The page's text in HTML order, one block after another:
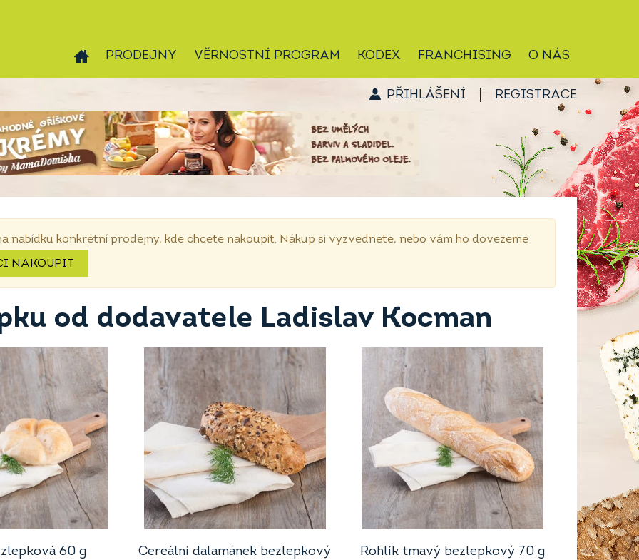
PRODEJNY VĚRNOSTNÍ PROGRAM KODEX FRANCHISING O NÁS
PŘIHLÁŠENÍ REGISTRACE
nabídku konkrétní prodejny, kde chcete nakoupit. Nákup si vyzvednete, nebo vám ho dovezeme
NAKOUPIT
od dodavatele Ladislav Kocman
60 g
Cereální dalamánek bezlepkový
Rohlík tmavý bezlepkový 70 g